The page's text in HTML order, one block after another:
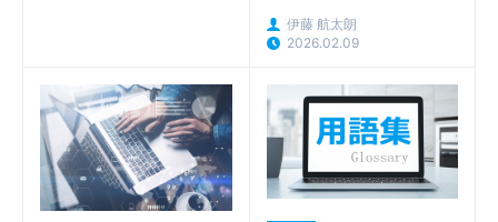
伊藤 航太朗
2026.02.09